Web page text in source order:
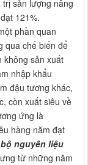
sản lượng nâng
121%.
phần quan
qua chế biến để
không sản xuất
nhập khẩu
đậu tương khác,
còn xuất siêu về
ứng là
hàng năm đạt
nguyên liệu
từ những năm